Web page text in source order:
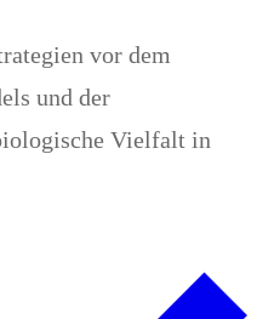
vor dem
und der
Vielfalt in